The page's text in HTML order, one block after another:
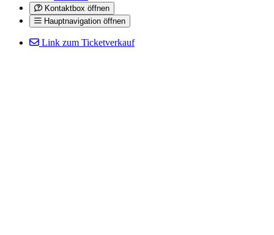
Kontaktbox öffnen
Hauptnavigation öffnen
Link zum Ticketverkauf